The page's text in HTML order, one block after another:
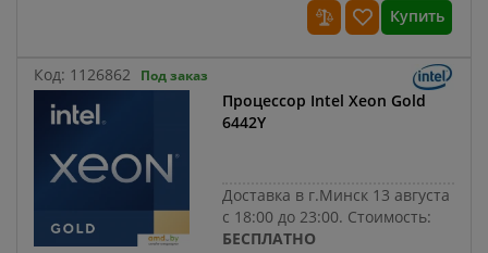
Купить
Код: 1126862 Под заказ
Процессор Intel Xeon Gold
6442Y
Доставка в г.Минск 13 августа
с 18:00 до 23:00. Стоимость:
БЕСПЛАТНО